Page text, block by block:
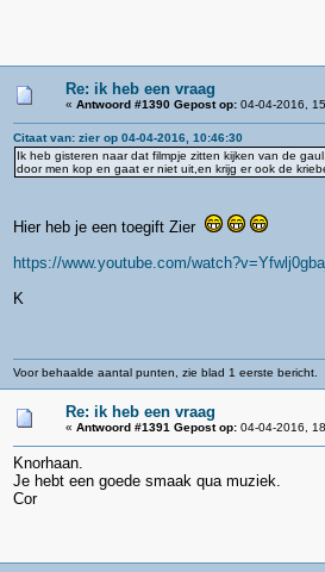
Re: ik heb een vraag
« Antwoord #1390 Gepost op:04-04-2016,
Citaat van: zier op 04-04-2016, 10:46:30
Ik heb gisteren naar dat filmpje zitten kijken van de
door men kop en gaat er niet uit,en krijg er ook de
Hier heb je een toegift Zier
https://www.youtube.com/
K
Voor behaalde aantal punten, zie blad 1 eerste bericht.
Re: ik heb een vraag
« Antwoord #1391 Gepost op:04-04-2016,
Knorhaan.
Je hebt een goede smaak qua muziek.
Cor